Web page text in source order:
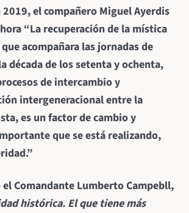
el compañero Miguel Ayerdis
“La recuperación de la mística
acompañara las jornadas de
década de los setenta y ochenta,
de intercambio y
intergeneracional entre la
es un factor de cambio y
que se está realizando,
el Comandante Lumberto Campebll,
histórica. El que tiene más